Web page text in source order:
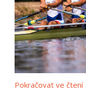
Pokračovat ve čtení